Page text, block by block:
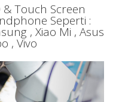
Touch Screen
Seperti :
, Xiao Mi , Asus
, Vivo